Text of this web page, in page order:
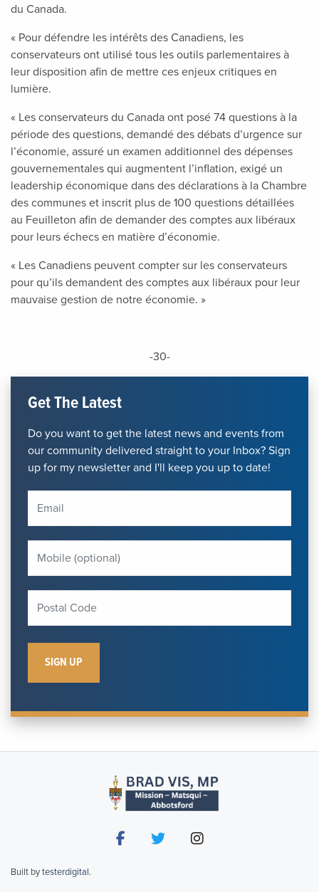
du Canada.
« Pour défendre les intérêts des Canadiens, les
conservateurs ont utilisé tous les outils parlementaires à
leur disposition afin de mettre ces enjeux critiques en
lumière.
« Les conservateurs du Canada ont posé 74 questions à la
période des questions, demandé des débats d’urgence sur
l’économie, assuré un examen additionnel des dépenses
gouvernementales qui augmentent l’inflation, exigé un
leadership économique dans des déclarations à la Chambre
des communes et inscrit plus de 100 questions détaillées
au Feuilleton afin de demander des comptes aux libéraux
pour leurs échecs en matière d’économie.
« Les Canadiens peuvent compter sur les conservateurs
pour qu’ils demandent des comptes aux libéraux pour leur
mauvaise gestion de notre économie. »
-30-
Get The Latest
Do you want to get the latest news and events from
our community delivered straight to your Inbox? Sign
up for my newsletter and I'll keep you up to date!
Built bytesterdigital.